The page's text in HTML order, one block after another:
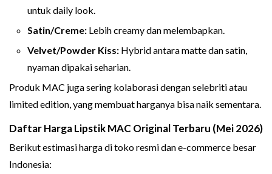
untuk daily look.
Satin/Creme: Lebih creamy dan melembapkan.
Velvet/Powder Kiss: Hybrid antara matte dan satin,
nyaman dipakai seharian.
Produk MAC juga sering kolaborasi dengan selebriti atau
limited edition, yang membuat harganya bisa naik sementara.
Daftar Harga Lipstik MAC Original Terbaru (Mei 2026)
Berikut estimasi harga di toko resmi dan e-commerce besar
Indonesia: